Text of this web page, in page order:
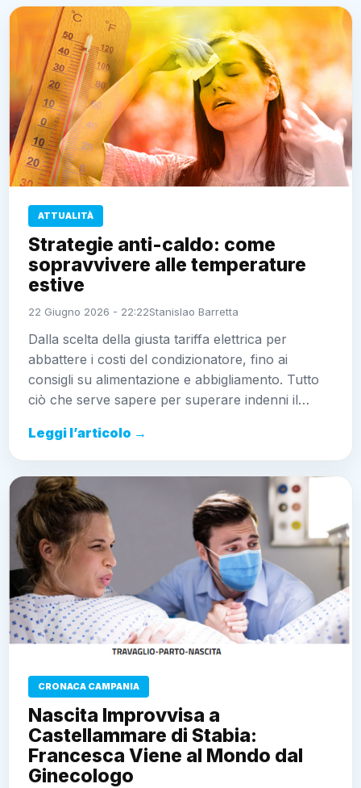
ATTUALITÀ
Strategie anti-caldo: come
sopravvivere alle temperature
estive
22 Giugno 2026 - 22:22Stanislao Barretta
Dalla scelta della giusta tariffa elettrica per
abbattere i costi del condizionatore, fino ai
consigli su alimentazione e abbigliamento. Tutto
ciò che serve sapere per superare indenni il…
Leggi l’articolo →
CRONACA CAMPANIA
Nascita Improvvisa a
Castellammare di Stabia:
Francesca Viene al Mondo dal
Ginecologo